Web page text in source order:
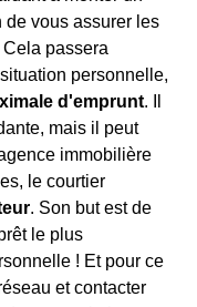
vous assurer les
Cela passera
personnelle,
d'emprunt. Il
mais il peut
immobilière
le courtier
. Son but est de
le plus
! Et pour ce
et contacter